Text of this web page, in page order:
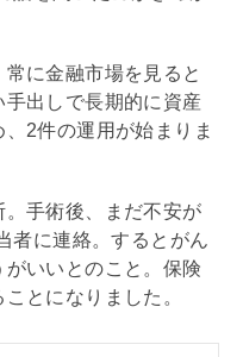
に金融市場を見ると
出しで長期的に資産
2件の運用が始まりま
手術後、まだ不安が
者に連絡。すると がん
いいとのこと。保険
とになりました。